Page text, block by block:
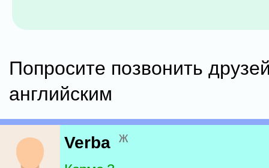
Попросите позвонить
английским
Verba ж